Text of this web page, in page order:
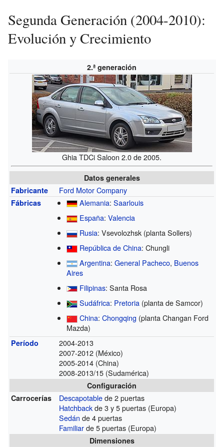
Segunda Generación (2004-2010):
Evolución y Crecimiento
2.ª generación
Ghia TDCi Saloon 2.0 de 2005.
Datos generales
Fabricante
Ford Motor Company
Fábricas Alemania: Saarlouis
España: Valencia
Rusia: Vsevolozhsk (planta Sollers)
República de China: Chungli
Argentina: General Pacheco, Buenos
Aires
Filipinas: Santa Rosa
Sudáfrica: Pretoria(planta de Samcor)
China: Chongqing (planta Changan Ford
Mazda)
Período
2004-2013
2007-2012 (México)
2005-2014 (China)
2008-2013/15 (Sudamérica)
Configuración
Carrocerías
Descapotablede 2 puertas
Hatchbackde 3 y 5 puertas (Europa)
Sedán de 4 puertas
Familiarde 5 puertas (Europa)
Dimensiones